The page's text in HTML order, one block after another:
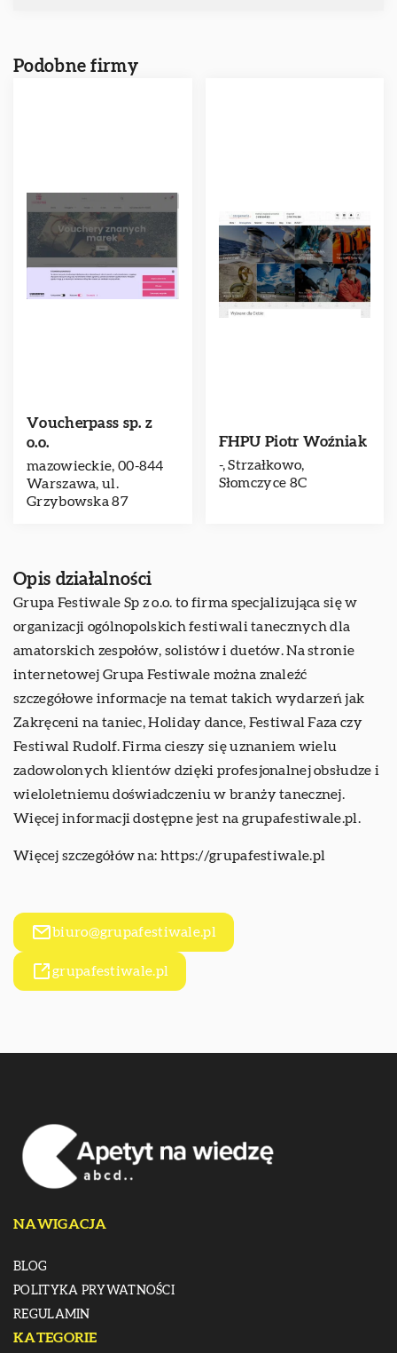
Podobne firmy
Voucherpass sp. z
o.o.
mazowieckie, 00-844
Warszawa, ul.
Grzybowska 87
FHPU Piotr Woźniak
-, Strzałkowo,
Słomczyce 8C
Opis działalności
Grupa Festiwale Sp z o.o. to firma specjalizująca się w
organizacji ogólnopolskich festiwali tanecznych dla
amatorskich zespołów, solistów i duetów. Na stronie
internetowej Grupa Festiwale można znaleźć
szczegółowe informacje na temat takich wydarzeń jak
Zakręceni na taniec, Holiday dance, Festiwal Faza czy
Festiwal Rudolf. Firma cieszy się uznaniem wielu
zadowolonych klientów dzięki profesjonalnej obsłudze i
wieloletniemu doświadczeniu w branży tanecznej.
Więcej informacji dostępne jest na grupafestiwale.pl.
Więcej szczegółów na: https://grupafestiwale.pl
biuro@grupafestiwale.pl
grupafestiwale.pl
NAWIGACJA
BLOG
POLITYKA PRYWATNOŚCI
REGULAMIN
KATEGORIE